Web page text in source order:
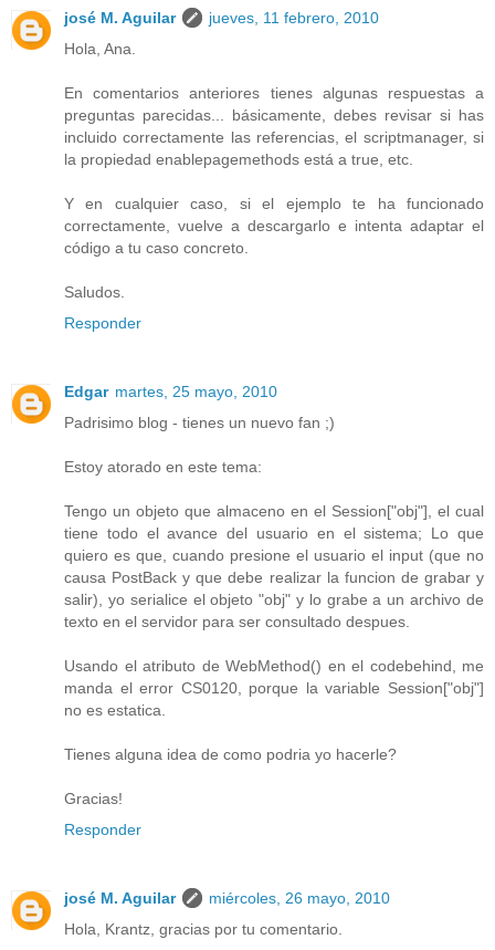
josé M. Aguilar
jueves, 11 febrero, 2010
Hola, Ana.
En comentarios anteriores tienes algunas respuestas a
preguntas parecidas... básicamente, debes revisar si has
incluido correctamente las referencias, el scriptmanager, si
la propiedad enablepagemethods está a true, etc.
Y en cualquier caso, si el ejemplo te ha funcionado
correctamente, vuelve a descargarlo e intenta adaptar el
código a tu caso concreto.
Saludos.
Responder
Edgar martes, 25 mayo, 2010
Padrisimo blog - tienes un nuevo fan ;)
Estoy atorado en este tema:
Tengo un objeto que almaceno en el Session["obj"], el cual
tiene todo el avance del usuario en el sistema; Lo que
quiero es que, cuando presione el usuario el input (que no
causa PostBack y que debe realizar la funcion de grabar y
salir), yo serialice el objeto "obj" y lo grabe a un archivo de
texto en el servidor para ser consultado despues.
Usando el atributo de WebMethod() en el codebehind, me
manda el error CS0120, porque la variable Session["obj"]
no es estatica.
Tienes alguna idea de como podria yo hacerle?
Gracias!
Responder
josé M. Aguilar
miércoles, 26 mayo, 2010
Hola, Krantz, gracias por tu comentario.